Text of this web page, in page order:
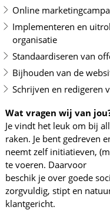
Online
Implementeren en
organisatie
Standaardiseren van
Bijhouden van de
Schrijven en redigeren
Wat vragen wij van
Je vindt het leuk om bij
raken. Je bent gedreven
neemt zelf initiatieven,
te voeren. Daarvoor
beschik je over goede
zorgvuldig, stipt en
klantgericht.